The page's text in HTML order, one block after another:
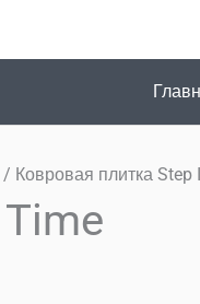
/ Ковровая плитка Step